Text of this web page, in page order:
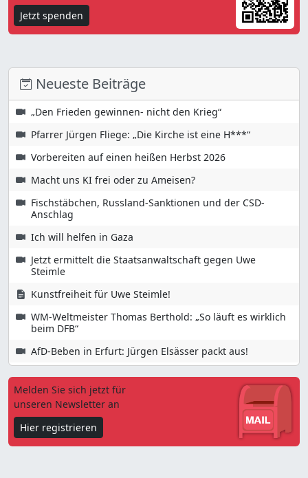
Jetzt spenden
Neueste Beiträge
„Den Frieden gewinnen- nicht den Krieg“
Pfarrer Jürgen Fliege: „Die Kirche ist eine H***“
Vorbereiten auf einen heißen Herbst 2026
Macht uns KI frei oder zu Ameisen?
Fischstäbchen, Russland-Sanktionen und der CSD-
Anschlag
Ich will helfen in Gaza
Jetzt ermittelt die Staatsanwaltschaft gegen Uwe
Steimle
Kunstfreiheit für Uwe Steimle!
WM-Weltmeister Thomas Berthold: „So läuft es wirklich
beim DFB“
AfD-Beben in Erfurt: Jürgen Elsässer packt aus!
Melden Sie sich jetzt für
unseren Newsletter an
Hier registrieren